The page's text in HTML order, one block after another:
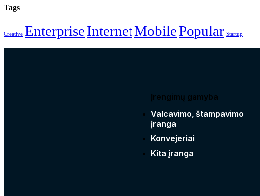
Tags
Creative EnterpriseInternetMobilePopular Startup
Įrengimų gamyba
Valcavimo, štampavimo
įranga
Konvejeriai
Kita įranga